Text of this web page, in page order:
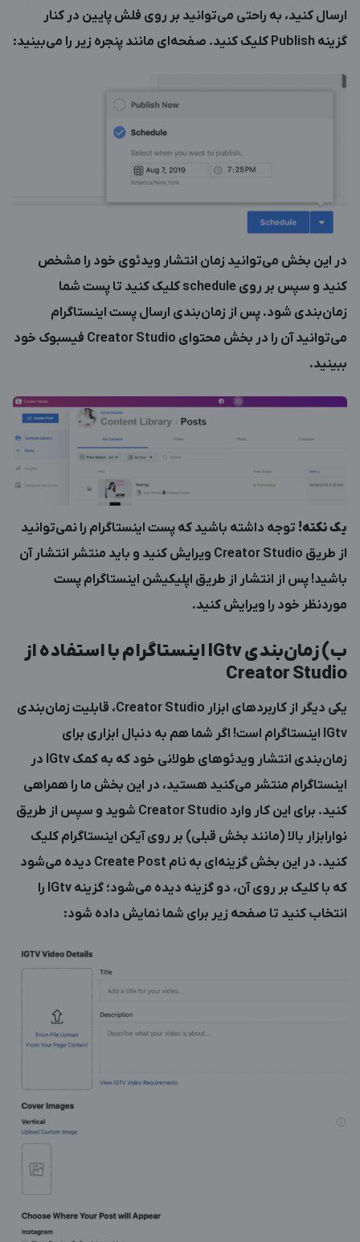
ارسال کنید، به راحتی می‌توانید بر روی فلش پایین در کنار
گزینه Publish کلیک کنید. صفحه‌ای مانند پنجره زیر را می‌بینید:
در این بخش می‌توانید زمان انتشار ویدئوی خود را مشخص
کنید و سپس بر روی schedule کلیک کنید تا پست شما
زمان‌بندی شود. پس از زمان‌بندی ارسال پست اینستاگرام
می‌توانید آن را در بخش محتوای Creator Studio فیسبوک خود
ببینید.
یک نکته! توجه داشته باشید که پست اینستاگرام را نمی‌توانید
از طریق Creator Studio ویرایش کنید و باید منتشر انتشار آن
باشید! پس از انتشار از طریق اپلیکیشن اینستاگرام پست
موردنظر خود را ویرایش کنید.
ب) زمان‌بندیIGtvاینستاگرام با استفاده از
Creator Studio
یکی دیگر از کاربردهای ابزار Creator Studio، قابلیت زمان‌بندی
IGtv اینستاگرام است! اگر شما هم به دنبال ابزاری برای
زمان‌بندی انتشار ویدئوهای طولانی خود که به کمک IGtv در
اینستاگرام منتشر می‌کنید هستید، در این بخش ما را همراهی
کنید. برای این کار وارد Creator Studio شوید و سپس از طریق
نوارابزار بالا (مانند بخش قبلی) بر روی آیکن اینستاگرام کلیک
کنید. در این بخش گزینه‌ای به نام Create Post دیده می‌شود
که با کلیک بر روی آن، دو گزینه دیده می‌شود؛ گزینه IGtv را
انتخاب کنید تا صفحه زیر برای شما نمایش داده شود: